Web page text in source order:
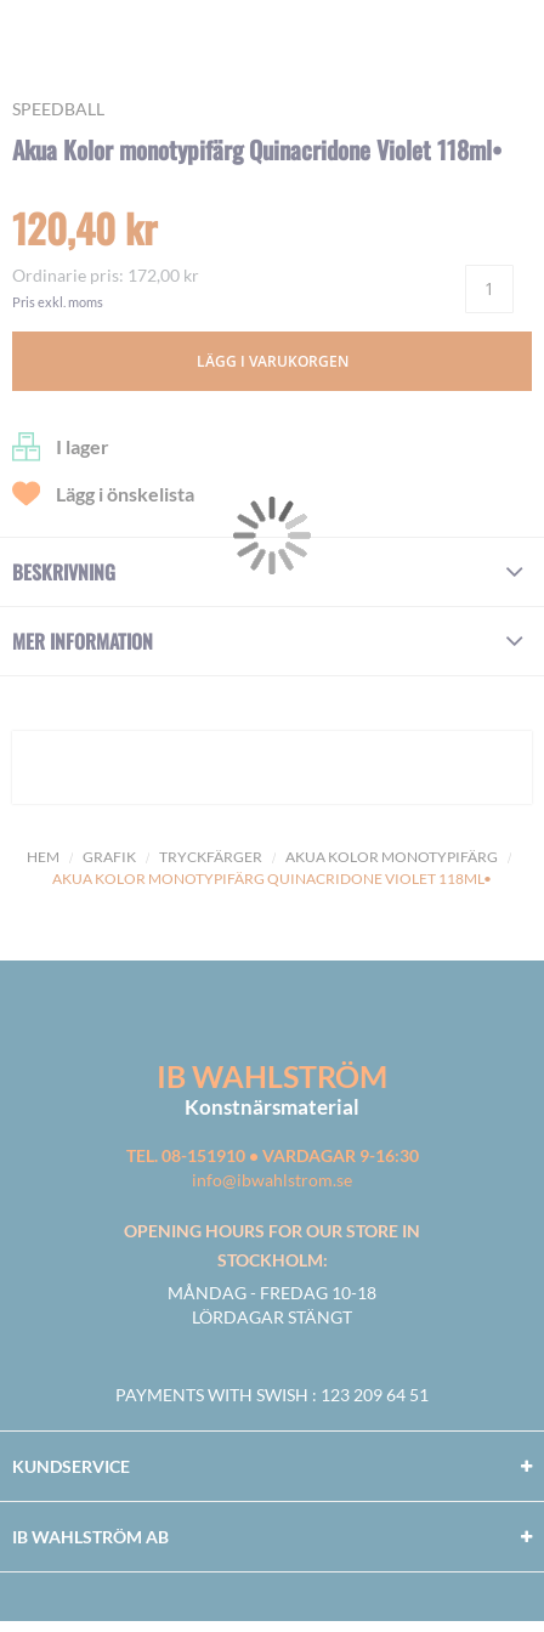
HEM GRAFIK TRYCKFÄRGER
AKUA KOLOR MONOTYPIFÄRG
AKUA KOLOR MONOTYPIFÄRG QUINACRIDONE VIOLET 118ML•
SPEEDBALL
Akua Kolor monotypifärg Quinacridone Violet 118ml•
120,40 kr
Ordinarie pris 172,00 kr
Pris exkl. moms
LÄGG I VARUKORGEN
I lager
Lägg i önskelista
Skip
the
the
images
gallery
BESKRIVNING
MER INFORMATION
IB WAHLSTRÖM
Konstnärsmaterial
TEL. 08-151910 • VARDAGAR 9-16:30
info@ibwahlstrom.se
OPENING HOURS FOR OUR STORE IN
STOCKHOLM:
MÅNDAG - FREDAG 10-18
LÖRDAGAR STÄNGT
PAYMENTS WITH SWISH : 123 209 64 51
KUNDSERVICE
IB WAHLSTRÖM AB